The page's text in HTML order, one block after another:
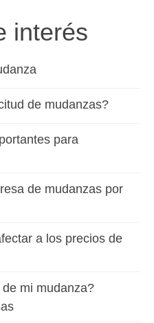
interés
de mudanzas?
para
de mudanzas por
a los precios de
mi mudanza?